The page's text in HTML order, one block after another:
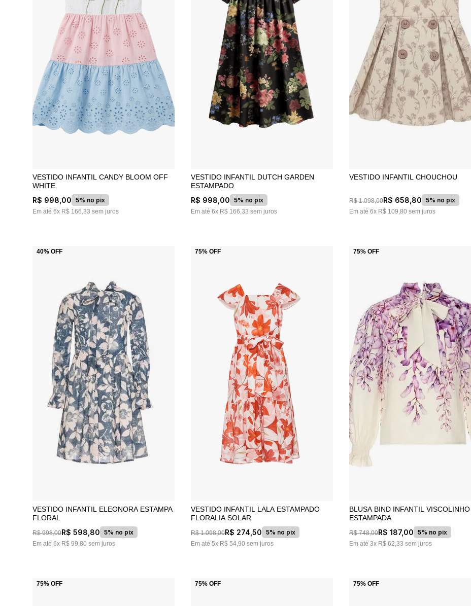
10º jacquard
VESTIDO INFANTIL CANDY BLOOM OFF
WHITE
R$ 998 00 5% no pix
Em até 6x R$ 166,33 sem juros
VESTIDO INFANTIL DUTCH GARDEN
ESTAMPADO
R$ 998 00 5% no pix
Em até 6x R$ 166,33 sem juros
VESTIDO INFANTIL CHOUCHOU
R$ 1.098,00R$ 658 80 5% no pix
Em até 6x R$ 109,80 sem juros
40% OFF
VESTIDO INFANTIL ELEONORA ESTAMPA
FLORAL
R$ 998,00R$ 598 80 5% no pix
Em até 6x R$ 99,80 sem juros
75% OFF
VESTIDO INFANTIL LALA ESTAMPADO
FLORALIA SOLAR
R$ 1.098,00R$ 274 50 5% no pix
Em até 5x R$ 54,90 sem juros
75% OFF
BLUSA BIND INFANTIL VISCOLINHO
ESTAMPADA
R$ 748,00R$ 187, 00 5% no pix
Em até 3x R$ 62,33 sem juros
75% OFF 75% OFF 75% OFF